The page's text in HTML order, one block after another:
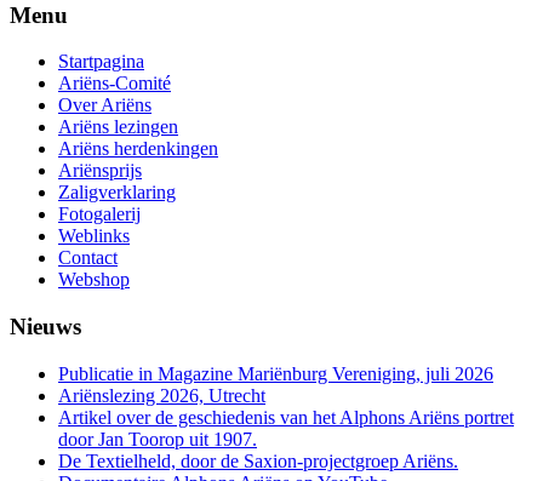
Menu
Startpagina
Ariëns-Comité
Over Ariëns
Ariëns lezingen
Ariëns herdenkingen
Ariënsprijs
Zaligverklaring
Fotogalerij
Weblinks
Contact
Webshop
Nieuws
Publicatie in Magazine Mariënburg Vereniging, juli 2026
Ariënslezing 2026, Utrecht
Artikel over de geschiedenis van het Alphons Ariëns portret
door Jan Toorop uit 1907.
De Textielheld, door de Saxion-projectgroep Ariëns.